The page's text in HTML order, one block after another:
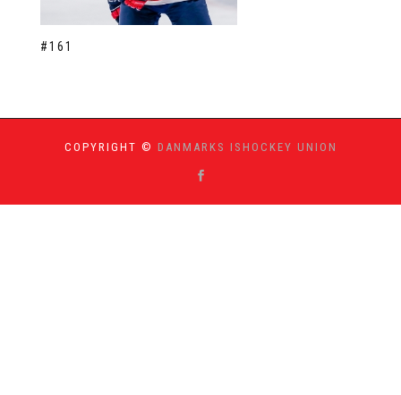
#161
COPYRIGHT © DANMARKS ISHOCKEY UNION